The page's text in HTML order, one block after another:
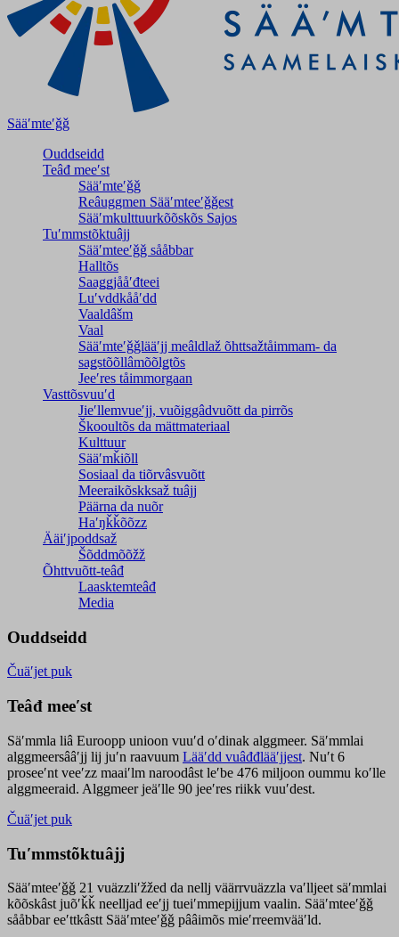
Sääʹmteʹǧǧ
Ouddseidd
Teâđ meeʹst
Sääʹmteʹǧǧ
Reâuggmen Sääʹmteeʹǧǧest
Sääʹmkulttuurkõõskõs Sajos
Tuʹmmstõktuâjj
Sääʹmteeʹǧǧ sååbbar
Halltõs
Saaǥǥjååʹđteei
Luʹvddkååʹdd
Vaaldâšm
Vaal
Sääʹmteʹǧǧlääʹjj meâldlaž õhttsažtåimmam- da
saǥstõõllâmõõlǥtõs
Jeeʹres tåimmorgaan
Vasttõsvuuʹd
Jieʹllemvueʹjj, vuõiggâdvuõtt da pirrõs
Škooultõs da mättmateriaal
Kulttuur
Sääʹmǩiõll
Sosiaal da tiõrvâsvuõtt
Meeraikõskksaž tuâjj
Päärna da nuõr
Haʹŋǩǩõõzz
Ääiʹjpoddsaž
Šõddmõõžž
Õhttvuõtt-teâđ
Laasktemteâđ
Media
Ouddseidd
Čuäʹjet puk
Teâđ meeʹst
Säʹmmla liâ Euroopp unioon vuuʹd oʹdinak alggmeer. Säʹmmlai
alggmeersââʹjj lij juʹn raavuum Lääʹdd vuâđđlääʹjjest. Nuʹt 6
proseeʹnt veeʹzz maaiʹlm naroodâst leʹbe 476 miljoon oummu koʹlle
alggmeeraid. Alggmeer jeäʹlle 90 jeeʹres riikk vuuʹdest.
Čuäʹjet puk
Tuʹmmstõktuâjj
Sääʹmteeʹǧǧ 21 vuäzzliʹžžed da nellj väärrvuäzzla vaʹlljeet säʹmmlai
kõõskâst juõʹǩǩ neelljad eeʹjj tueiʹmmepijjum vaalin. Sääʹmteeʹǧǧ
sååbbar eeʹttkâstt Sääʹmteeʹǧǧ pââimõs mieʹrreemvääʹld.